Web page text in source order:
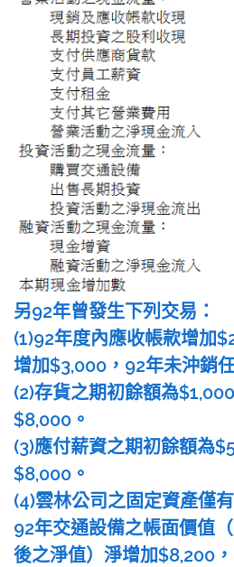
另92年曾發生下列交易：
(1)92年度內應收帳款增加
增加$3,000，92年未沖銷
(2)存貨之期初餘額為
$8,000。
(3)應付薪資之期初餘額為
$8,000。
(4)雲林公司之固定資產僅
92年交通設備之帳面價值
後之淨值）淨增加$8,200